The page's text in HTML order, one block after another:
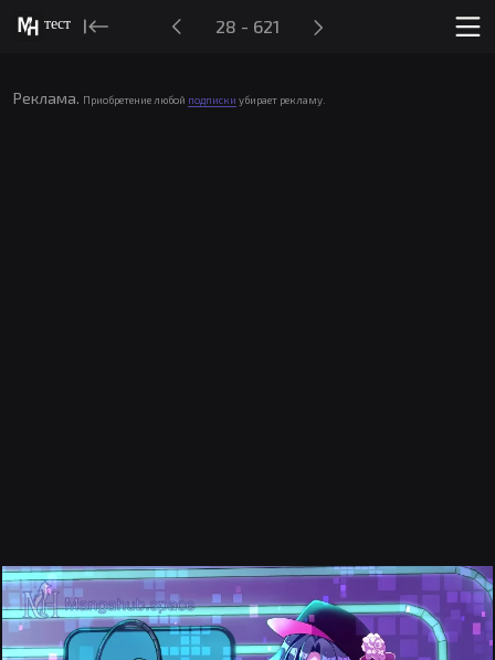
тест 28 - 621
Реклама. Приобретение любой подписки убирает рекламу.